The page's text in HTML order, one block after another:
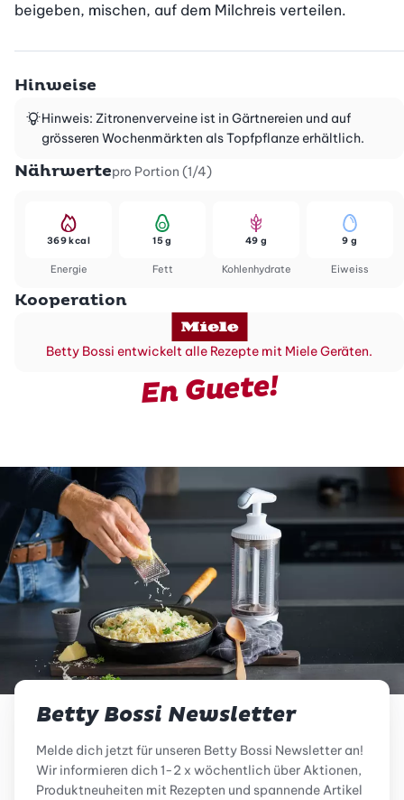
beigeben, mischen, auf dem Milchreis verteilen.
Hinweise
Hinweis: Zitronenverveine ist in Gärtnereien und auf
grösseren Wochenmärkten als Topfpflanze erhältlich.
Nährwertepro Portion (1/4)
Energie
369 kcal
Fett
15 g
Kohlenhydrate
49 g
Eiweiss
9 g
Kooperation
Betty Bossi entwickelt alle Rezepte mit Miele Geräten.
En Guete!
Betty Bossi Newsletter
Melde dich jetzt für unseren Betty Bossi Newsletter an!
Wir informieren dich 1-2 x wöchentlich über Aktionen,
Produktneuheiten mit Rezepten und spannende Artikel